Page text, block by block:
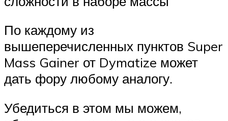
По каждому из
вышеперечисленных пунктов Super
Mass Gainer от Dymatize может
дать фору любому аналогу.
Убедиться в этом мы можем,